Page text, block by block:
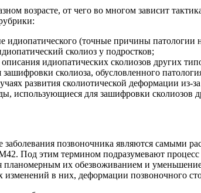
возрасте, от чего во многом зависит
идиопатического (точные причины патологии
сколиоз у подростков;
идиопатических сколиозов других
сколиоза, обусловленного
развития сколиотической деформации
использующиеся для зашифровки сколиозов
заболевания позвоночника являются самыми
Под этим термином подразумевают
планомерным их обезвоживанием и
изменений в них, деформации позвоночного